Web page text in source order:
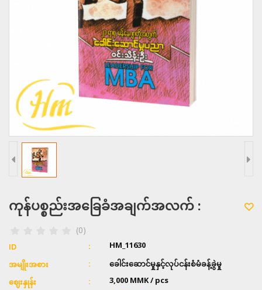
ကုန်ပစ္စည်းအခြေခံအချက်အလက် :
(0)
ID HM_11630
အမျိုးအစား
ခေါင်းဆောင်မှုနှင့်လုပ်ငန်းစံမံခန့်ခွဲမှု
ဈေးနှုန်း
3,000MMK / pcs